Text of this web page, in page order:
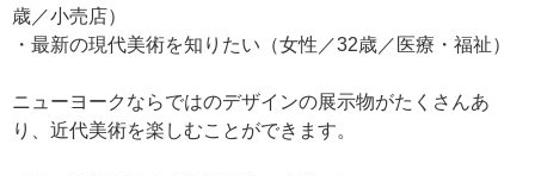
歳／小売店）
・最新の現代美術を知りたい（女性／32歳／医療・福祉）
ニューヨークならではのデザインの展示物がたくさんあ
り、近代美術を楽しむことができます。